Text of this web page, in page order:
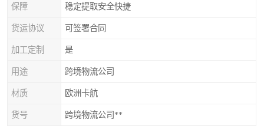
保障 稳定提取安全快捷
货运协议 可签署合同
加工定制 是
用途 跨境物流公司
材质 欧洲卡航
货号 跨境物流公司**